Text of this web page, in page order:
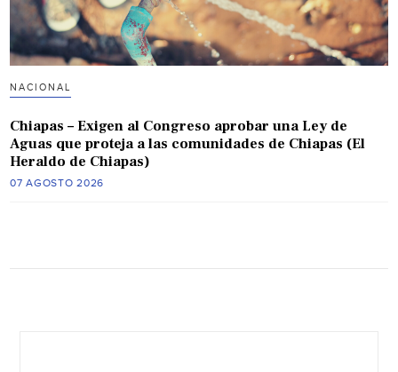
NACIONAL
Chiapas – Exigen al Congreso aprobar una Ley de
Aguas que proteja a las comunidades de Chiapas (El
Heraldo de Chiapas)
07 AGOSTO 2026